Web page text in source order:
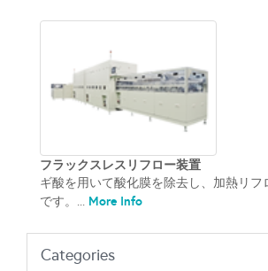
フラックスレスリフロー装置
ギ酸を用いて酸化膜を除去し、加熱リフ
です。... More Info
Categories